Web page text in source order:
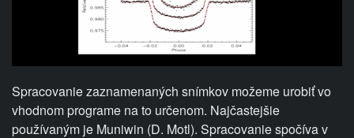
Spracovanie zaznamenaných snímkov možeme urobiť vo
vhodnom programe na to určenom. Najčastejšie
používaným je Muniwin (D. Motl). Spracovanie spočíva v